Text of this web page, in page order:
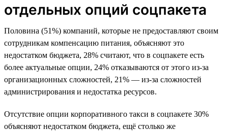
отдельных опций соцпакета
Половина (51%) компаний, которые не предоставляют своим
сотрудникам компенсацию питания, объясняют это
недостатком бюджета, 28% считают, что в соцпакете есть
более актуальные опции, 24% отказываются от этого из-за
организационных сложностей, 21% — из-за сложностей
администрирования и недостатка ресурсов.
Отсутствие опции корпоративного такси в соцпакете 30%
объясняют недостатком бюджета, ещё столько же